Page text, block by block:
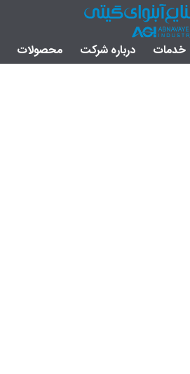
خدمات درباره شرکت محصولات